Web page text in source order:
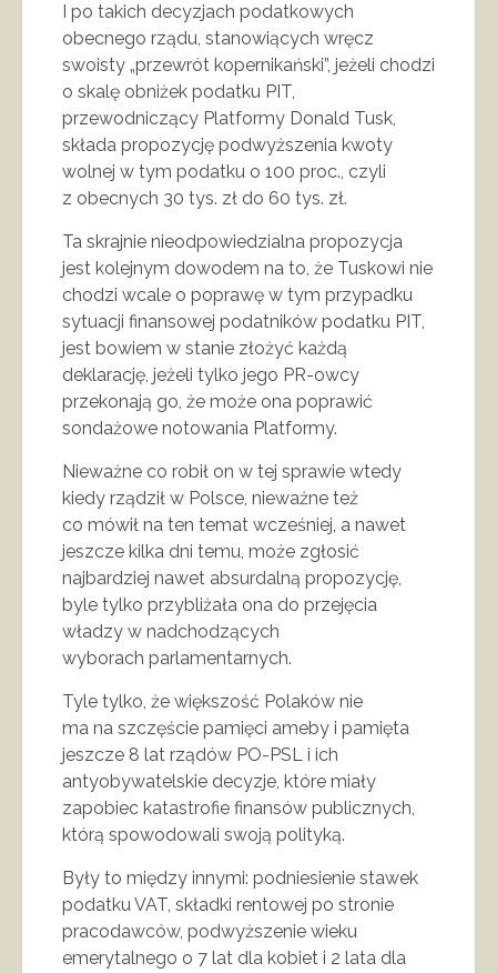
I po takich decyzjach podatkowych
obecnego rządu, stanowiących wręcz
swoisty „przewrót kopernikański”, jeżeli chodzi
o skalę obniżek podatku PIT,
przewodniczący Platformy Donald Tusk,
składa propozycję podwyższenia kwoty
wolnej w tym podatku o 100 proc., czyli
z obecnych 30 tys. zł do 60 tys. zł.
Ta skrajnie nieodpowiedzialna propozycja
jest kolejnym dowodem na to, że Tuskowi nie
chodzi wcale o poprawę w tym przypadku
sytuacji finansowej podatników podatku PIT,
jest bowiem w stanie złożyć każdą
deklarację, jeżeli tylko jego PR-owcy
przekonają go, że może ona poprawić
sondażowe notowania Platformy.
Nieważne co robił on w tej sprawie wtedy
kiedy rządził w Polsce, nieważne też
co mówił na ten temat wcześniej, a nawet
jeszcze kilka dni temu, może zgłosić
najbardziej nawet absurdalną propozycję,
byle tylko przybliżała ona do przejęcia
władzy w nadchodzących
wyborach parlamentarnych.
Tyle tylko, że większość Polaków nie
ma na szczęście pamięci ameby i pamięta
jeszcze 8 lat rządów PO-PSL i ich
antyobywatelskie decyzje, które miały
zapobiec katastrofie finansów publicznych,
którą spowodowali swoją polityką.
Były to między innymi: podniesienie stawek
podatku VAT, składki rentowej po stronie
pracodawców, podwyższenie wieku
emerytalnego o 7 lat dla kobiet i 2 lata dla